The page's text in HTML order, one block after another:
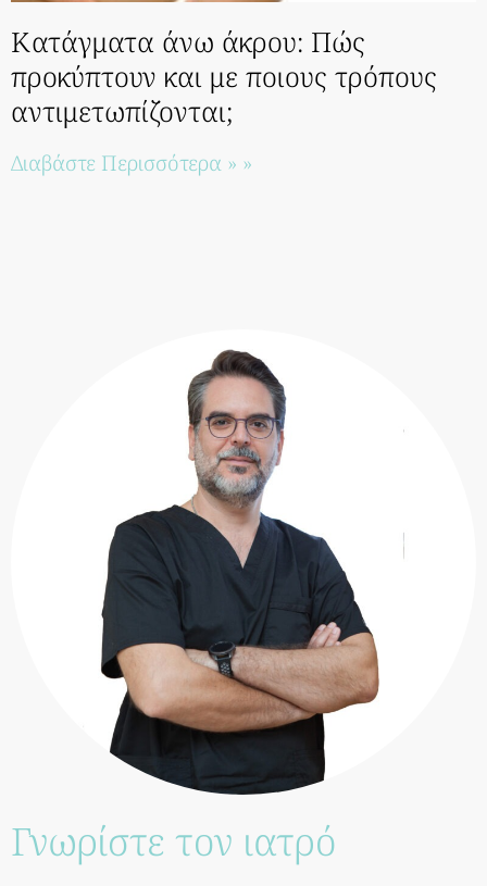
Κατάγματα άνω άκρου: Πώς
προκύπτουν και με ποιους τρόπους
αντιμετωπίζονται;
Διαβάστε Περισσότερα » »
Γνωρίστε τον ιατρό